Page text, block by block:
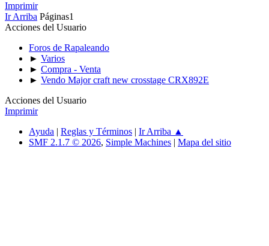
Imprimir
Ir Arriba Páginas1
Acciones del Usuario
Foros de Rapaleando
► Varios
► Compra - Venta
► Vendo Major craft new crosstage CRX892E
Acciones del Usuario
Imprimir
Ayuda | Reglas y Términos | Ir Arriba ▲
SMF 2.1.7 © 2026, Simple Machines | Mapa del sitio